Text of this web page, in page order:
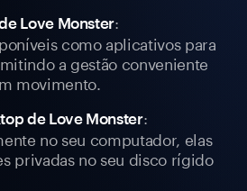
Love Monster:
como aplicativos para
a gestão conveniente
movimento.
de Love Monster:
no seu computador, elas
privadas no seu disco rígido